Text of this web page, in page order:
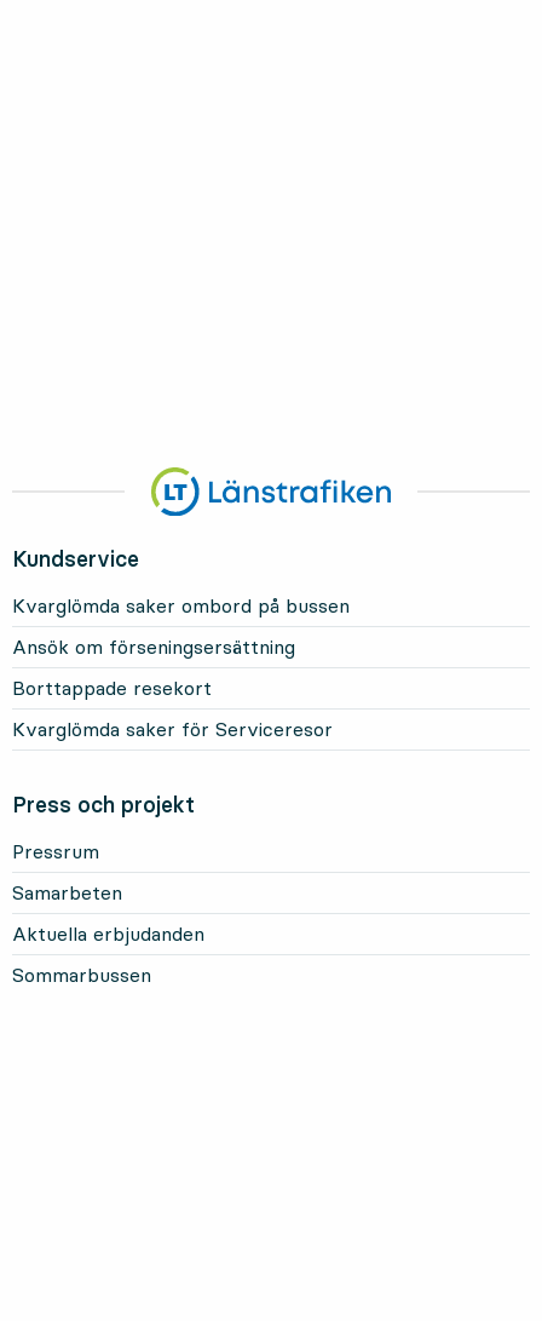
Kundservice
Kvarglömda saker ombord på bussen
Ansök om förseningsersättning
Borttappade resekort
Kvarglömda saker för Serviceresor
Press och projekt
Pressrum
Samarbeten
Aktuella erbjudanden
Sommarbussen